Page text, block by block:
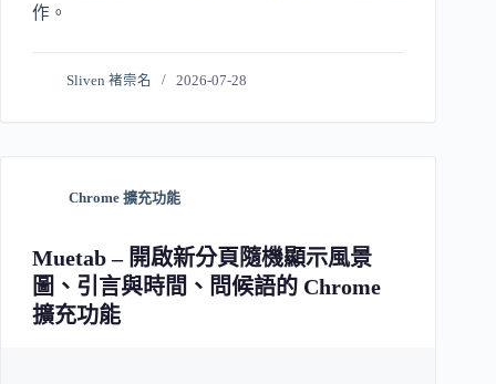
作。
Sliven 褚崇名 2026-07-28
Chrome 擴充功能
Muetab – 開啟新分頁隨機顯示風景
圖、引言與時間、問候語的 Chrome
擴充功能